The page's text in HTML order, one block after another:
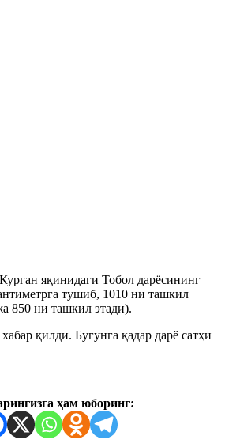
яқинидаги Тобол дарёсининг
тушиб, 1010 ни ташкил
850 ни ташкил этади).
қилди. Бугунга қадар дарё сатҳи
ҳам юборинг: